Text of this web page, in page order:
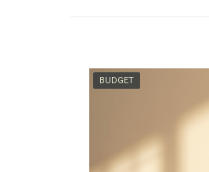
BUDGET